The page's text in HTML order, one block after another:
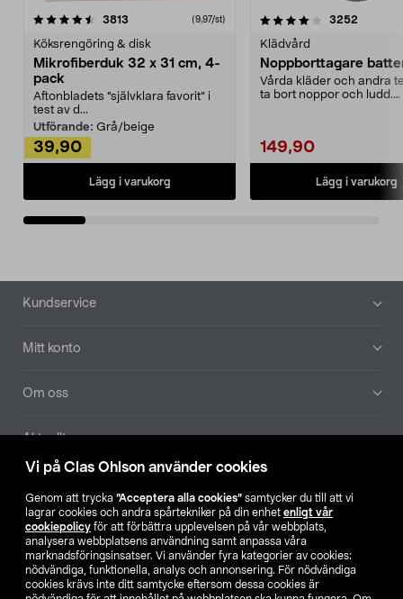
Vi på Clas Ohlson använder cookies
Genom att trycka ”Acceptera alla cookies” samtycker du till att vi
lagrar cookies och andra spårtekniker på din enhet enligt vår
cookiepolicy för att förbättra upplevelsen på vår webbplats,
analysera webbplatsens användning samt anpassa våra
marknadsföringsinsatser. Vi använder fyra kategorier av cookies:
nödvändiga, funktionella, analys och annonsering. För nödvändiga
cookies krävs inte ditt samtycke eftersom dessa cookies är
3813 (9,97/st)
Köksrengöring & disk
Mikrofiberduk 32 x 31 cm, 4-
pack
Aftonbladets "självklara favorit” i
test av d...
Utförande: Grå/beige
39,90
Lägg i varukorg
4.0av 5 stjärnor 3252
Klädvård
Noppborttagare
Vårda kläder och andra
ta bort noppor och ludd.
149,90
Lägg i varukorg
4.5av 5 stjärnor
Sidfot
Kundservice
Mitt konto
Om oss
Aktuellt
Hitta butik
SE NO FI